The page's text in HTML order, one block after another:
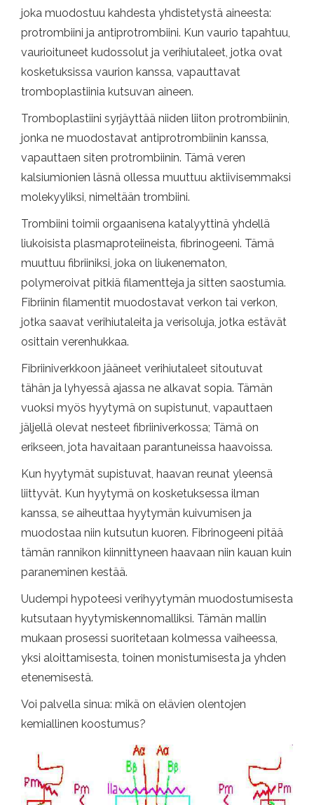
joka muodostuu kahdesta yhdistetystä aineesta:
protrombiini ja antiprotrombiini. Kun vaurio tapahtuu,
vaurioituneet kudossolut ja verihiutaleet, jotka ovat
kosketuksissa vaurion kanssa, vapauttavat
tromboplastiinia kutsuvan aineen.
Tromboplastiini syrjäyttää niiden liiton protrombiinin,
jonka ne muodostavat antiprotrombiinin kanssa,
vapauttaen siten protrombiinin. Tämä veren
kalsiumionien läsnä ollessa muuttuu aktiivisemmaksi
molekyyliksi, nimeltään trombiini.
Trombiini toimii orgaanisena katalyyttinä yhdellä
liukoisista plasmaproteiineista, fibrinogeeni. Tämä
muuttuu fibriiniksi, joka on liukenematon,
polymeroivat pitkiä filamentteja ja sitten saostumia.
Fibriinin filamentit muodostavat verkon tai verkon,
jotka saavat verihiutaleita ja verisoluja, jotka estävät
osittain verenhukkaa.
Fibriiniverkkoon jääneet verihiutaleet sitoutuvat
tähän ja lyhyessä ajassa ne alkavat sopia. Tämän
vuoksi myös hyytymä on supistunut, vapauttaen
jäljellä olevat nesteet fibriiniverkossa; Tämä on
erikseen, jota havaitaan parantuneissa haavoissa.
Kun hyytymät supistuvat, haavan reunat yleensä
liittyvät. Kun hyytymä on kosketuksessa ilman
kanssa, se aiheuttaa hyytymän kuivumisen ja
muodostaa niin kutsutun kuoren. Fibrinogeeni pitää
tämän rannikon kiinnittyneen haavaan niin kauan kuin
paraneminen kestää.
Uudempi hypoteesi verihyytymän muodostumisesta
kutsutaan hyytymiskennomalliksi. Tämän mallin
mukaan prosessi suoritetaan kolmessa vaiheessa,
yksi aloittamisesta, toinen monistumisesta ja yhden
etenemisestä.
Voi palvella sinua: mikä on elävien olentojen
kemiallinen koostumus?